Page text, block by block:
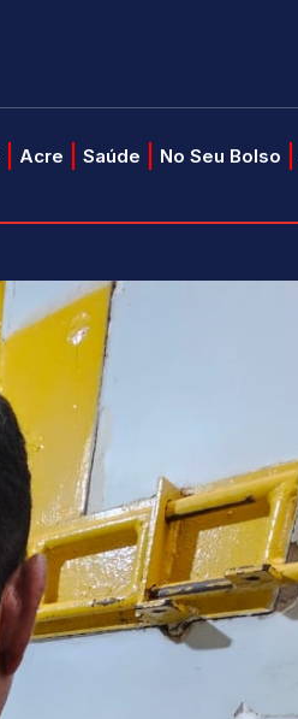
Acre Saúde No Seu Bolso